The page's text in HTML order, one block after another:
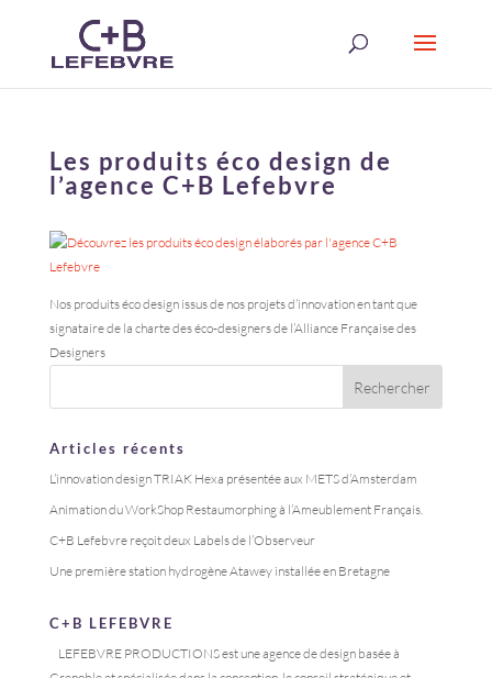
Les produits éco design de
l’agence C+B Lefebvre
Nos produits éco design issus de nos projets d’innovation en tant que
signataire de la charte des éco-designers de l’Alliance Française des
Designers
Articles récents
L’innovation design TRIAK Hexa présentée aux METS d’Amsterdam
Animation du WorkShop Restaumorphing à l’Ameublement Français.
C+B Lefebvre reçoit deux Labels de l’Observeur
Une première station hydrogène Atawey installée en Bretagne
C+B LEFEBVRE
LEFEBVRE PRODUCTIONS est une agence de design basée à